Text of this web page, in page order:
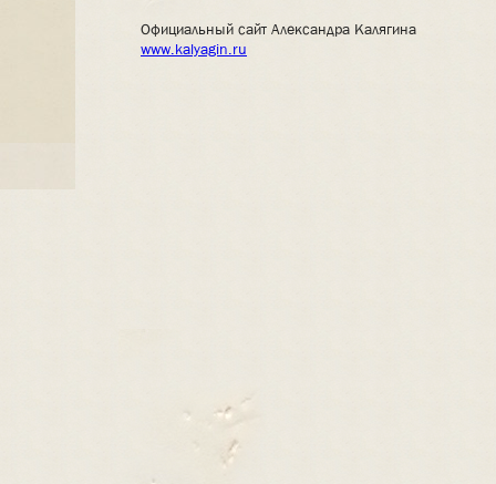
Официальный сайт Александра Калягина
www.kalyagin.ru